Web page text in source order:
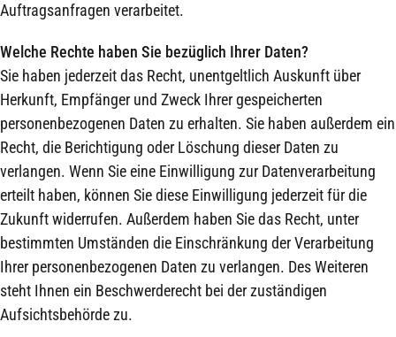
Auftragsanfragen verarbeitet.
Welche Rechte haben Sie bezüglich Ihrer Daten?
Sie haben jederzeit das Recht, unentgeltlich Auskunft über
Herkunft, Empfänger und Zweck Ihrer gespeicherten
personenbezogenen Daten zu erhalten. Sie haben außerdem ein
Recht, die Berichtigung oder Löschung dieser Daten zu
verlangen. Wenn Sie eine Einwilligung zur Datenverarbeitung
erteilt haben, können Sie diese Einwilligung jederzeit für die
Zukunft widerrufen. Außerdem haben Sie das Recht, unter
bestimmten Umständen die Einschränkung der Verarbeitung
Ihrer personenbezogenen Daten zu verlangen. Des Weiteren
steht Ihnen ein Beschwerderecht bei der zuständigen
Aufsichtsbehörde zu.